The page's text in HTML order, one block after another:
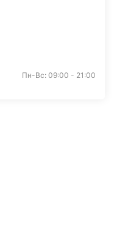
Пн-Вс: 09:00 - 21:00